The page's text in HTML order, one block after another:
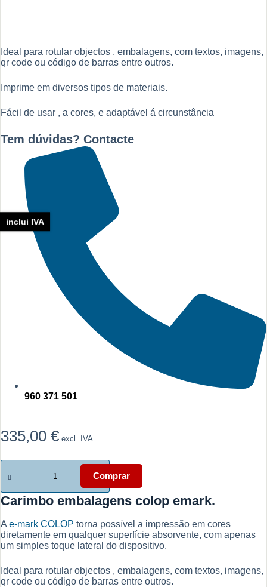
Ideal para rotular objectos , embalagens, com textos, imagens,
qr code ou código de barras entre outros.
Imprime em diversos tipos de materiais.
Fácil de usar , a cores, e adaptável á circunstância
Tem dúvidas? Contacte
960 371 501
335,00 € excl. IVA
Quantidade
de
embalagens
colop
Comprar
Carimbo embalagens colop emark.
A e-mark COLOP torna possível a impressão em cores
diretamente em qualquer superfície absorvente, com apenas
um simples toque lateral do dispositivo.
Ideal para rotular objectos , embalagens, com textos, imagens,
qr code ou código de barras entre outros.
inclui IVA